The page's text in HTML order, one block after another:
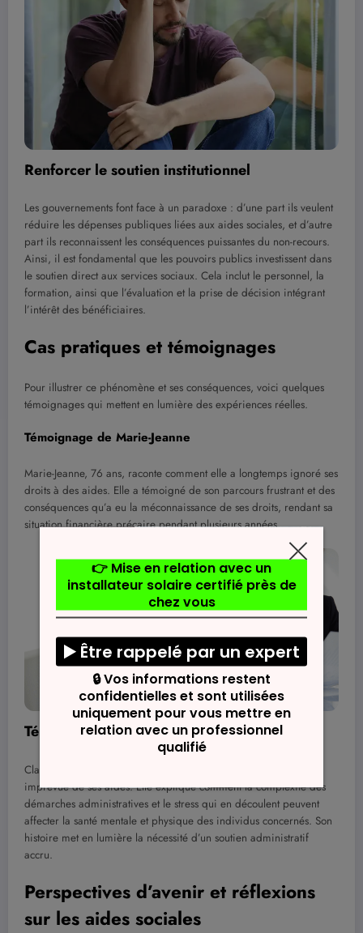
Renforcer le soutien institutionnel
Les gouvernements font face à un paradoxe : d’une part ils veulent
réduire les dépenses publiques liées aux aides sociales, et d’autre
part ils reconnaissent les conséquences puissantes du non-recours.
Ainsi, il est fondamental que les pouvoirs publics investissent dans
le soutien direct aux services sociaux. Cela inclut le personnel, la
formation, ainsi que l’évaluation et la prise de décision intégrant
l’intérêt des bénéficiaires.
Cas pratiques et témoignages
Pour illustrer ce phénomène et ses conséquences, voici quelques
témoignages qui mettent en lumière des expériences réelles.
Témoignage de Marie-Jeanne
Marie-Jeanne, 76 ans, raconte comment elle a longtemps ignoré ses
droits à des aides. Elle a témoigné de son parcours frustrant et des
conséquences qu’a eu la méconnaissance de ses droits, rendant sa
situation financière précaire pendant plusieurs années.
Témoignage de Claire
Claire, une maman, a connu des difficultés suite à une cessation
imprévue de ses aides. Elle explique comment la complexité des
démarches administratives et le stress qui en découlent peuvent
affecter la santé mentale et physique des individus concernés. Son
histoire met en lumière la nécessité d’un soutien administratif
accru.
Perspectives d’avenir et réflexions
sur les aides sociales